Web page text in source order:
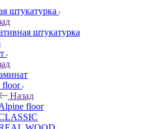
штукатурка
штукатурка
floor
Назад
floor